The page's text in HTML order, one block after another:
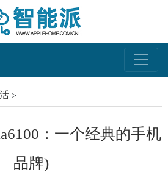
>
：一个经典的手机
品牌)